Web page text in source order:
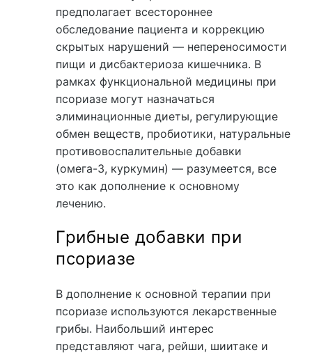
предполагает всестороннее
обследование пациента и коррекцию
скрытых нарушений — непереносимости
пищи и дисбактериоза кишечника. В
рамках функциональной медицины при
псориазе могут назначаться
элиминационные диеты, регулирующие
обмен веществ, пробиотики, натуральные
противовоспалительные добавки
(омега-3, куркумин) — разумеется, все
это как дополнение к основному
лечению.
Грибные добавки при
псориазе
В дополнение к основной терапии при
псориазе используются лекарственные
грибы. Наибольший интерес
представляют чага, рейши, шиитаке и